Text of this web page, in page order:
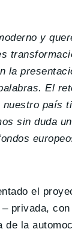
y
la
El
país
sin duda
el
privada,
la